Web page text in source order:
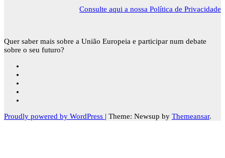
Consulte aqui a nossa Política de Privacidade
Quer saber mais sobre a União Europeia e participar num debate
sobre o seu futuro?
Proudly powered by WordPress | Theme: Newsup by Themeansar.